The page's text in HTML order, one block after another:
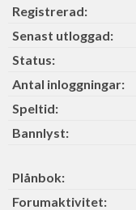
Registrerad:
Senast utloggad:
Status:
Antal inloggningar:
Speltid:
Bannlyst:
Plånbok:
Forumaktivitet: